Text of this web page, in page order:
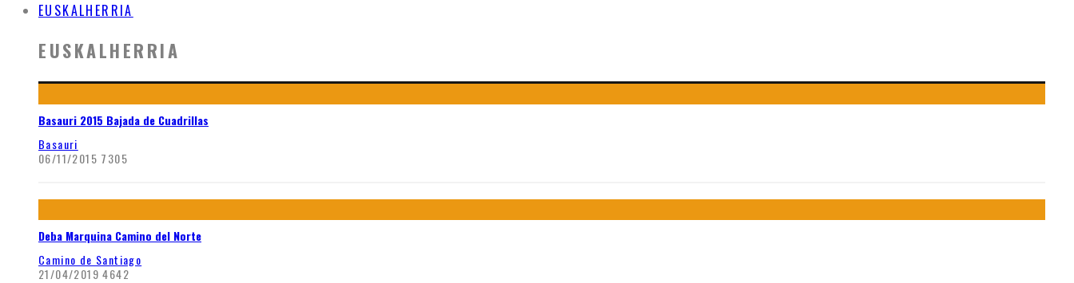
EUSKALHERRIA
EUSKALHERRIA
Basauri 2015 Bajada de Cuadrillas
Basauri
06/11/2015 7305
Deba Marquina Camino del Norte
Camino de Santiago
21/04/2019 4642